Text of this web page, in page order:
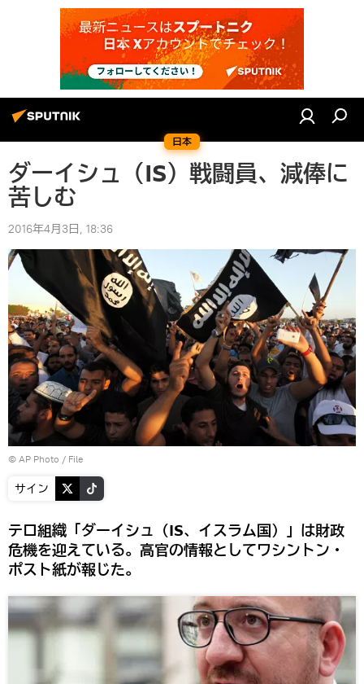
日本
ダーイシュ（IS）戦闘員、減俸に
苦しむ
2016年4月3日, 18:36
© AP Photo / File
サイン
テロ組織「ダーイシュ（IS、イスラム国）」は財政
危機を迎えている。高官の情報としてワシントン・
ポスト紙が報じた。